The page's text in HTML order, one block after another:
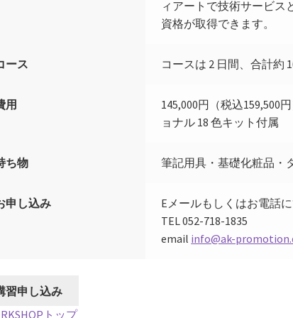
ィアートで技術サービス
資格が取得できます。
ース コースは 2 日間、合計約
用
145,000円（税込159,500
ョナル 18 色キット付属
ち物 筆記用具・基礎化粧品・
申し込み
Eメールもしくはお電話
TEL 052-718-1835
email info@ak-
トップ